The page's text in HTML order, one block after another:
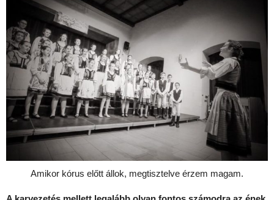
Amikor kórus előtt állok, megtisztelve érzem magam.